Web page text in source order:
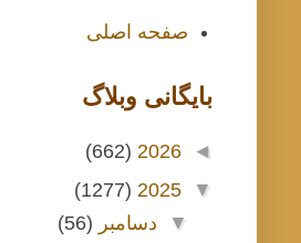
صفحه اصلی
بايگانی وبلاگ
◄
2026
(662)
▼
2025
(1277)
▼ دسامبر (56)